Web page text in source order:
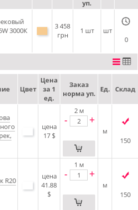
уп.
3000К
3 458
грн
1 шт
шт
0
Цвет
Цена
за 1
ед.
Заказ
норма уп.
Ед. Склад
цена
17 $
2 м
- +
м
150
R20
цена
41.88
$
1 м
- +
м
150